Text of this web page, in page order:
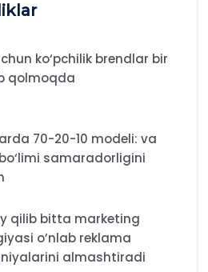
ko‘pchilik brendlar bir
qolmoqda
70-20-10 modeli: va
samaradorligini
qilib bitta marketing
o’nlab reklama
almashtiradi